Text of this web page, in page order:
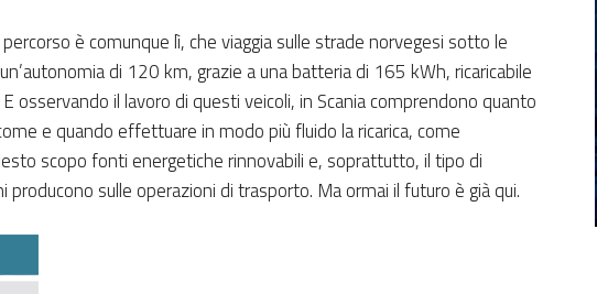
è comunque lì, che viaggia sulle strade norvegesi sotto le
di 120 km, grazie a una batteria di 165 kWh, ricaricabile
osservando il lavoro di questi veicoli, in Scania comprendono quanto
e quando effettuare in modo più fluido la ricarica, come
scopo fonti energetiche rinnovabili e, soprattutto, il tipo di
sulle operazioni di trasporto. Ma ormai il futuro è già qui.